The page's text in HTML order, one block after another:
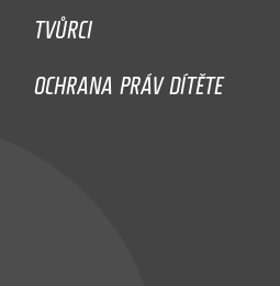
TVŮRCI
OCHRANA PRÁV DÍTĚTE